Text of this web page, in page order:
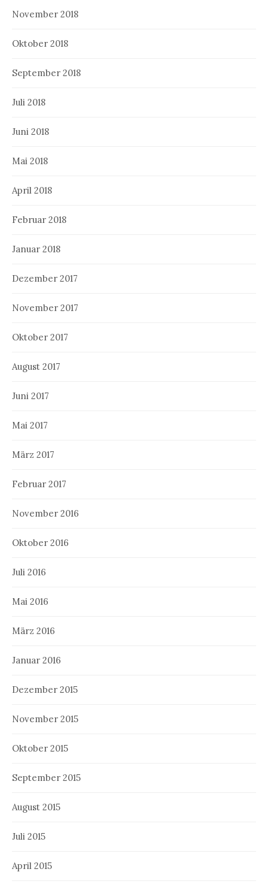
November 2018
Oktober 2018
September 2018
Juli 2018
Juni 2018
Mai 2018
April 2018
Februar 2018
Januar 2018
Dezember 2017
November 2017
Oktober 2017
August 2017
Juni 2017
Mai 2017
März 2017
Februar 2017
November 2016
Oktober 2016
Juli 2016
Mai 2016
März 2016
Januar 2016
Dezember 2015
November 2015
Oktober 2015
September 2015
August 2015
Juli 2015
April 2015